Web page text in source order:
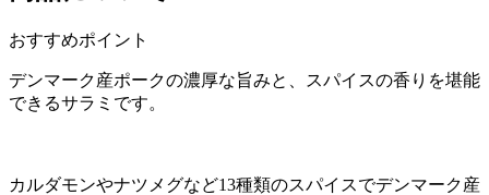
おすすめポイント
デンマーク産ポークの濃厚な旨みと、スパイスの香りを堪能
できるサラミです。
カルダモンやナツメグなど13種類のスパイスでデンマーク産